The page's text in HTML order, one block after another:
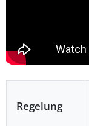
Regelung